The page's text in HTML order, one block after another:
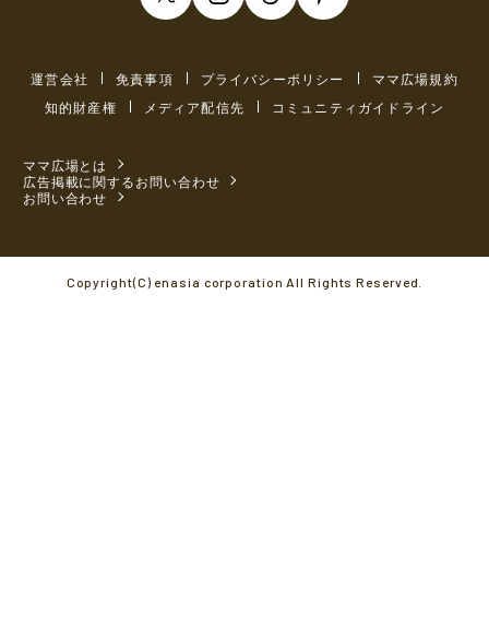
運営会社 免責事項 プライバシーポリシー
ママ広場規約
知的財産権
メディア配信先 コミュニティガイドライン
ママ広場とは
広告掲載に関するお問い合わせ
お問い合わせ
Copyright(C) enasia corporation All Rights Reserved.